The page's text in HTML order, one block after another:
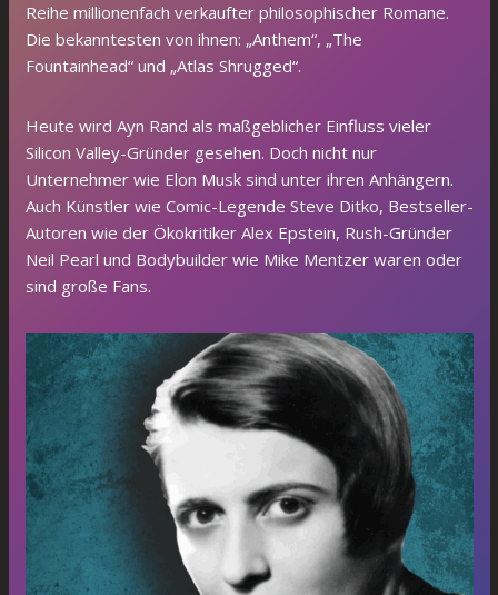
Reihe millionenfach verkaufter philosophischer Romane.
Die bekanntesten von ihnen: „Anthem“, „The
Fountainhead“ und „Atlas Shrugged“.
Heute wird Ayn Rand als maßgeblicher Einfluss vieler
Silicon Valley-Gründer gesehen. Doch nicht nur
Unternehmer wie Elon Musk sind unter ihren Anhängern.
Auch Künstler wie Comic-Legende Steve Ditko, Bestseller-
Autoren wie der Ökokritiker Alex Epstein, Rush-Gründer
Neil Pearl und Bodybuilder wie Mike Mentzer waren oder
sind große Fans.